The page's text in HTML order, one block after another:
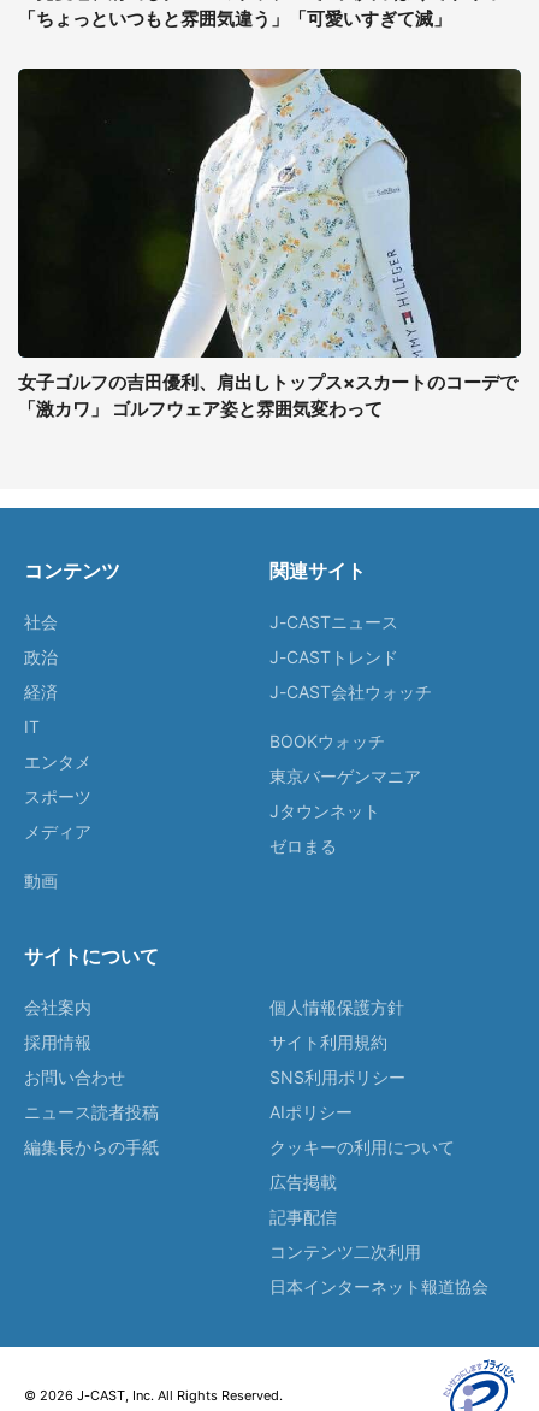
「ちょっといつもと雰囲気違う」「可愛いすぎて滅」
女子ゴルフの吉田優利、肩出しトップス×スカートのコーデで
「激カワ」 ゴルフウェア姿と雰囲気変わって
コンテンツ
社会
政治
経済
IT
エンタメ
スポーツ
メディア
動画
関連サイト
J-CASTニュース
J-CASTトレンド
J-CAST会社ウォッチ
BOOKウォッチ
東京バーゲンマニア
Jタウンネット
ゼロまる
サイトについて
会社案内
採用情報
お問い合わせ
ニュース読者投稿
編集長からの手紙
個人情報保護方針
サイト利用規約
SNS利用ポリシー
AIポリシー
クッキーの利用について
広告掲載
記事配信
コンテンツ二次利用
日本インターネット報道協会
© 2026 J-CAST, Inc. All Rights Reserved.